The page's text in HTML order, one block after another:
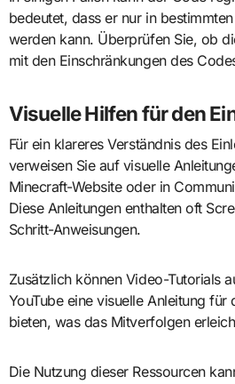
bedeutet, dass er nur in
werden kann. Überprüfen Sie, ob
mit den Einschränkungen des
Visuelle Hilfen für den
Für ein klareres Verständnis des
verweisen Sie auf visuelle
Minecraft-Website oder in
Diese Anleitungen enthalten oft
Schritt-Anweisungen.
Zusätzlich können Video-Tutorials
YouTube eine visuelle Anleitung für
bieten, was das Mitverfolgen
Die Nutzung dieser Ressourcen